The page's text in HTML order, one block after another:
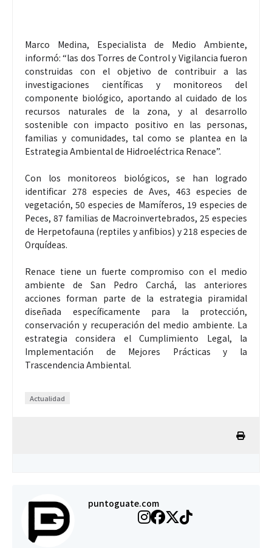
Marco Medina, Especialista de Medio Ambiente,
informó: “las dos Torres de Control y Vigilancia fueron
construidas con el objetivo de contribuir a las
investigaciones científicas y monitoreos del
componente biológico, aportando al cuidado de los
recursos naturales de la zona, y al desarrollo
sostenible con impacto positivo en las personas,
familias y comunidades, tal como se plantea en la
Estrategia Ambiental de Hidroeléctrica Renace”.
Con los monitoreos biológicos, se han logrado
identificar 278 especies de Aves, 463 especies de
vegetación, 50 especies de Mamíferos, 19 especies de
Peces, 87 familias de Macroinvertebrados, 25 especies
de Herpetofauna (reptiles y anfibios) y 218 especies de
Orquídeas.
Renace tiene un fuerte compromiso con el medio
ambiente de San Pedro Carchá, las anteriores
acciones forman parte de la estrategia piramidal
diseñada específicamente para la protección,
conservación y recuperación del medio ambiente. La
estrategia considera el Cumplimiento Legal, la
Implementación de Mejores Prácticas y la
Trascendencia Ambiental.
Actualidad
puntoguate.com